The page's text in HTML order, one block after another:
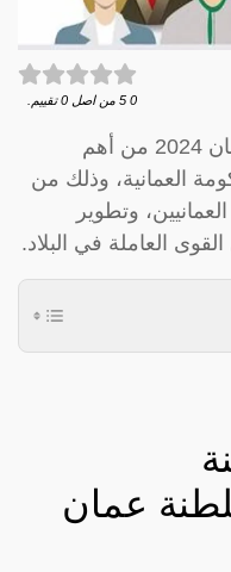
0
5 من اصل 0 تقييم.
تعد المهن المعمنة في سلطنة عمان 2024 من أهم
العمانية، وذلك من
وتطوير
العاملة في البلاد.
عمان